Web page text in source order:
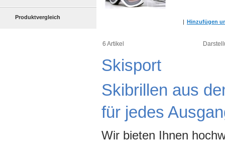
| Hinzufügen
6 Artikel
Skisport
Skibrillen aus
für jedes
Wir bieten Ihnen
Produktvergleich